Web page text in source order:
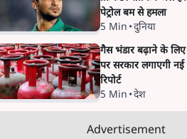
पेट्रोल बम से हमला
5 Min •दुनिया
गैस भंडार बढ़ाने के
पर सरकार लगाएगी नई
रिपोर्ट
5 Min •देश
Advertisement